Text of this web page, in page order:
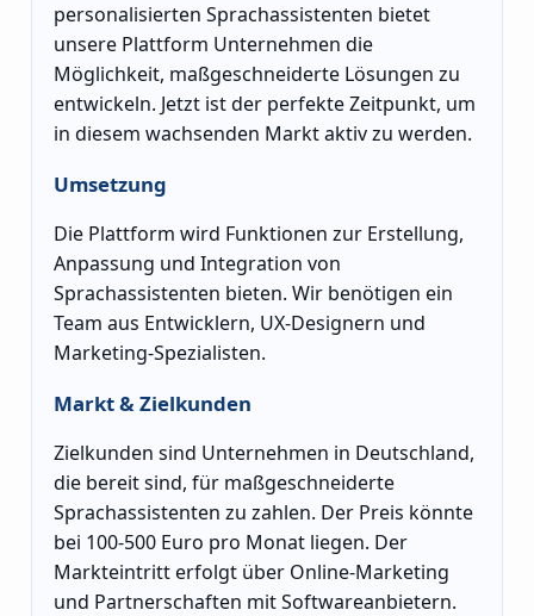
personalisierten Sprachassistenten bietet
unsere Plattform Unternehmen die
Möglichkeit, maßgeschneiderte Lösungen zu
entwickeln. Jetzt ist der perfekte Zeitpunkt, um
in diesem wachsenden Markt aktiv zu werden.
Umsetzung
Die Plattform wird Funktionen zur Erstellung,
Anpassung und Integration von
Sprachassistenten bieten. Wir benötigen ein
Team aus Entwicklern, UX-Designern und
Marketing-Spezialisten.
Markt & Zielkunden
Zielkunden sind Unternehmen in Deutschland,
die bereit sind, für maßgeschneiderte
Sprachassistenten zu zahlen. Der Preis könnte
bei 100-500 Euro pro Monat liegen. Der
Markteintritt erfolgt über Online-Marketing
und Partnerschaften mit Softwareanbietern.